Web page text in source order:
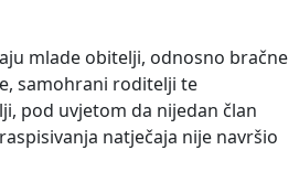
mlade obitelji, odnosno bračne
samohrani roditelji te
pod uvjetom da nijedan član
natječaja nije navršio